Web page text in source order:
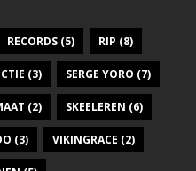
RECORDS (5) RIP (8)
(3) SERGE YORO (7)
(2) SKEELEREN (6)
(3) VIKINGRACE (2)